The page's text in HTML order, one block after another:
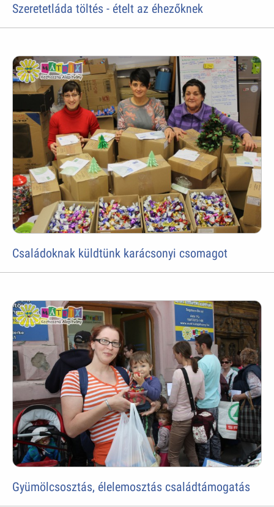
Szeretetláda töltés - ételt az éhezőknek
Családoknak küldtünk karácsonyi csomagot
Gyümölcsosztás, élelemosztás családtámogatás